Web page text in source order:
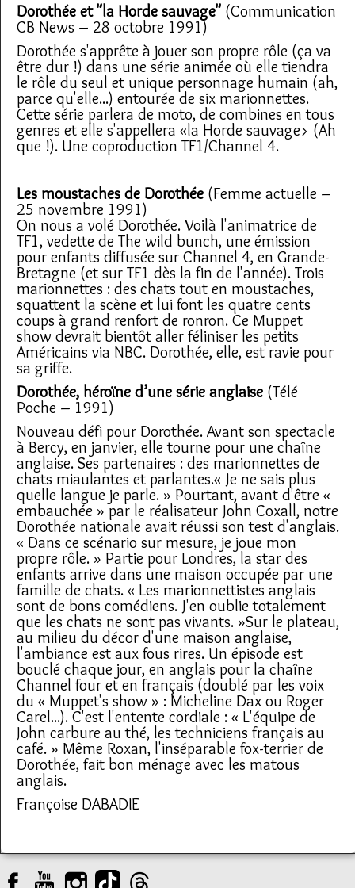
Dorothée et "la Horde sauvage" (Communication
CB News – 28 octobre 1991)
Dorothée s'apprête à jouer son propre rôle (ça va
être dur !) dans une série animée où elle tiendra
le rôle du seul et unique personnage humain (ah,
parce qu'elle...) entourée de six marionnettes.
Cette série parlera de moto, de combines en tous
genres et elle s'appellera «la Horde sauvage> (Ah
que !). Une coproduction TF1/Channel 4.
Les moustaches de Dorothée (Femme actuelle –
25 novembre 1991)
On nous a volé Dorothée. Voilà l'animatrice de
TF1, vedette de The wild bunch, une émission
pour enfants diffusée sur Channel 4, en Grande-
Bretagne (et sur TF1 dès la fin de l'année). Trois
marionnettes : des chats tout en moustaches,
squattent la scène et lui font les quatre cents
coups à grand renfort de ronron. Ce Muppet
show devrait bientôt aller féliniser les petits
Américains via NBC. Dorothée, elle, est ravie pour
sa griffe.
Dorothée, héroïne d’une série anglaise (Télé
Poche – 1991)
Nouveau défi pour Dorothée. Avant son spectacle
à Bercy, en janvier, elle tourne pour une chaîne
anglaise. Ses partenaires : des marionnettes de
chats miaulantes et parlantes.« Je ne sais plus
quelle langue je parle. » Pourtant, avant d'être «
embauchée » par le réalisateur John Coxall, notre
Dorothée nationale avait réussi son test d'anglais.
« Dans ce scénario sur mesure, je joue mon
propre rôle. » Partie pour Londres, la star des
enfants arrive dans une maison occupée par une
famille de chats. « Les marionnettistes anglais
sont de bons comédiens. J'en oublie totalement
que les chats ne sont pas vivants. »Sur le plateau,
au milieu du décor d'une maison anglaise,
l'ambiance est aux fous rires. Un épisode est
bouclé chaque jour, en anglais pour la chaîne
Channel four et en français (doublé par les voix
du « Muppet's show » : Micheline Dax ou Roger
Carel...). C'est l'entente cordiale : « L'équipe de
John carbure au thé, les techniciens français au
café. » Même Roxan, l'inséparable fox-terrier de
Dorothée, fait bon ménage avec les matous
anglais.
Françoise DABADIE